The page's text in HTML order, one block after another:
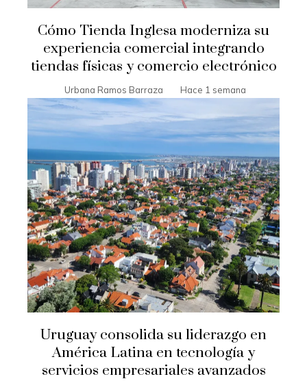
Cómo Tienda Inglesa moderniza su
experiencia comercial integrando
tiendas físicas y comercio electrónico
Urbana Ramos Barraza Hace 1 semana
Uruguay consolida su liderazgo en
América Latina en tecnología y
servicios empresariales avanzados